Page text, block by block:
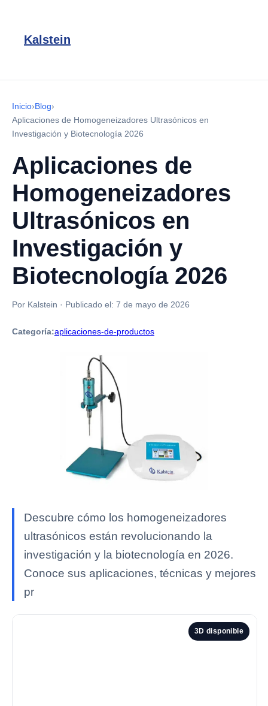
Kalstein
Inicio›Blog›
Aplicaciones de Homogeneizadores Ultrasónicos en
Investigación y Biotecnología 2026
Aplicaciones de
Homogeneizadores
Ultrasónicos en
Investigación y
Biotecnología 2026
Por Kalstein · Publicado el: 7 de mayo de 2026
Categoría:aplicaciones-de-productos
Descubre cómo los homogeneizadores
ultrasónicos están revolucionando la
investigación y la biotecnología en 2026.
Conoce sus aplicaciones, técnicas y mejores
pr
3D disponible